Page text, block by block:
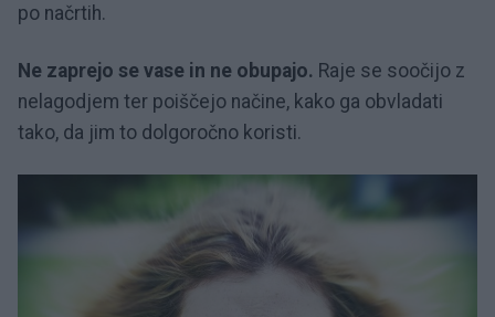
po načrtih.
Ne zaprejo se vase in ne obupajo. Raje se soočijo z
nelagodjem ter poiščejo načine, kako ga obvladati
tako, da jim to dolgoročno koristi.